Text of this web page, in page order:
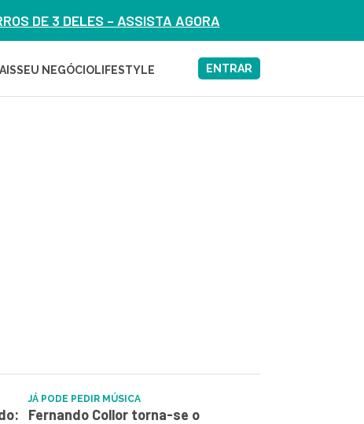
DE 3 DELES – ASSISTA AGORA
SEU NEGÓCIOLIFESTYLE ENTRAR
JÁ PODE PEDIR MÚSICA
Fernando Collor torna-se o